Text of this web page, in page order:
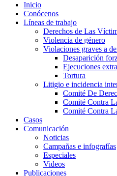
Inicio
Conócenos
Líneas de trabajo
Derechos de Las
Violencia de género
Violaciones graves a
Desaparición
Ejecuciones
Tortura
Litigio e incidencia
Comité De
Comité Contra
Comité Contra
Casos
Comunicación
Noticias
Campañas e infografías
Especiales
Videos
Publicaciones